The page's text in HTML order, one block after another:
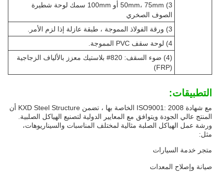
3) 50mm، 75mm أو 100mm سمك لوحة شطيرة
الصوف الصخري
3) ورقة الفولاذ المموجة ، طبقة عازلة إذا لزم الأمر.
4) لوحة سقف PVC المموجة.
(4) ضوء السقف: 820# بلاستيك معزز بالألياف الزجاجية
(FRP)
التطبيقات:
مع شهادة ISO9001: 2008 الخاصة بها ، تضمن KXD Steel Structure أن
المنتج عالي الجودة ويتوافق مع المعايير الدولية لتصنيع الهياكل الصلبية.
ورشة عمل الهياكل الصلبة مثالية لمختلف المناسبات والسيناريوهات،
مثل:
متجر خدمة السيارات
صيانة وإصلاح المعدات